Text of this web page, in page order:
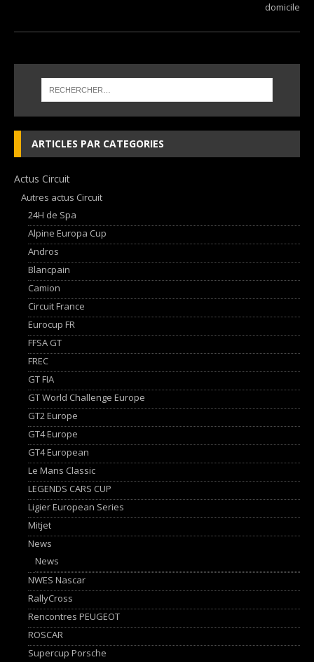
domicile
ARTICLES PAR CATEGORIES
Actus Circuit
Autres actus Circuit
24H de Spa
Alpine Europa Cup
Andros
Blancpain
Camion
Circuit France
Eurocup FR
FFSA GT
FREC
GT FIA
GT World Challenge Europe
GT2 Europe
GT4 Europe
GT4 European
Le Mans Classic
LEGENDS CARS CUP
Ligier European Series
Mitjet
News
News
NWES Nascar
RallyCross
Rencontres PEUGEOT
ROSCAR
Supercup Porsche